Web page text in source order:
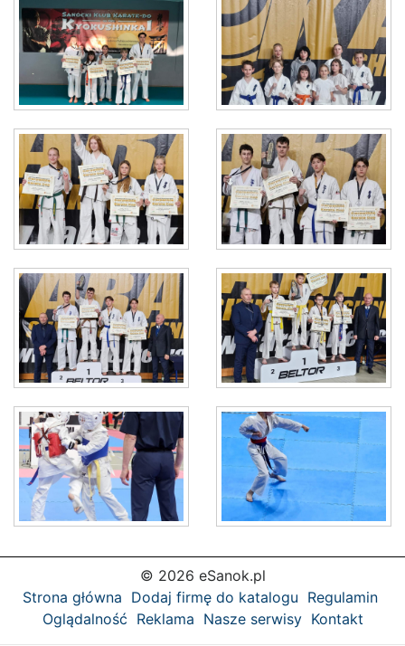
© 2026 eSanok.pl
Strona główna Dodaj firmę do katalogu Regulamin
Oglądalność Reklama Nasze serwisy Kontakt